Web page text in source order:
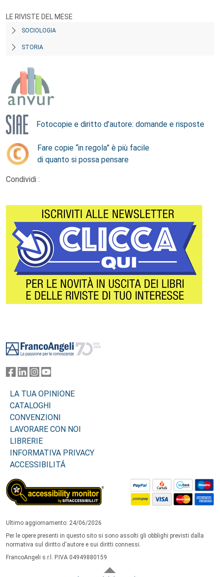
LE RIVISTE DEL MESE
SOCIOLOGIA
STORIA
Fotocopie e diritto d’autore: domande e risposte
Fare copie “in regola” è più facile
di quanto si possa pensare
Condividi :
LA TUA OPINIONE
CATALOGHI
CONVENZIONI
LAVORARE CON NOI
LIBRERIE
INFORMATIVA PRIVACY
ACCESSIBILITÁ
Ultimo aggiornamento: 24/06/2026
Per le opere presenti in questo sito si sono assolti gli obblighi previsti dalla
normativa sul diritto d'autore e sui diritti connessi.
FrancoAngeli s.r.l. P.IVA 04949880159